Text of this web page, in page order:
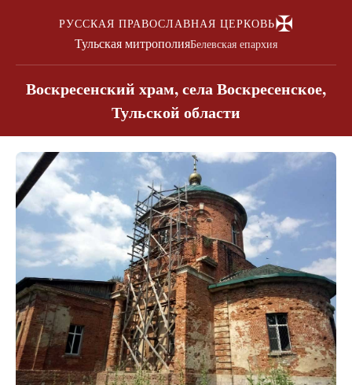
РУССКАЯ ПРАВОСЛАВНАЯ ЦЕРКОВЬ✠
Тульская митрополияБелевская епархия
Воскресенский храм, села Воскресенское,
Тульской области